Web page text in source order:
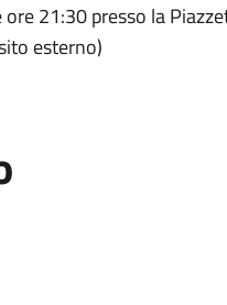
21:30 presso la
esterno)